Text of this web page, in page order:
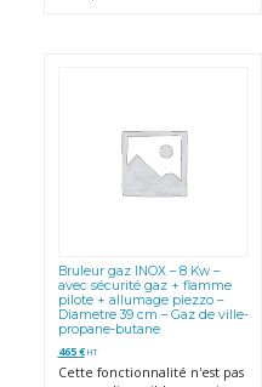
Bruleur gaz INOX – 8 Kw –
avec sécurité gaz + flamme
pilote + allumage piezzo –
Diametre 39 cm – Gaz de ville-
propane-butane
465€ HT
Cette fonctionnalité n'est pas